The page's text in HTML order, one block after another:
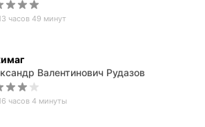
часов 49 минут
Валентинович Рудазов
часов 4 минуты